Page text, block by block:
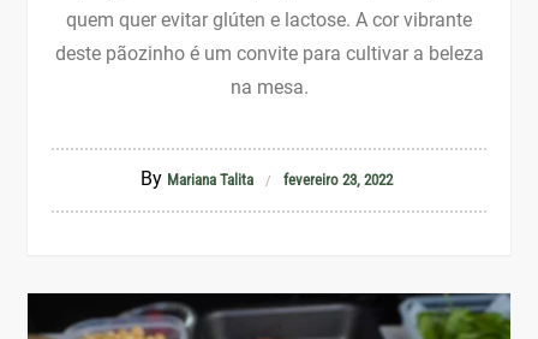
quem quer evitar glúten e lactose. A cor vibrante
deste pãozinho é um convite para cultivar a beleza
na mesa.
By Mariana Talita fevereiro 23, 2022